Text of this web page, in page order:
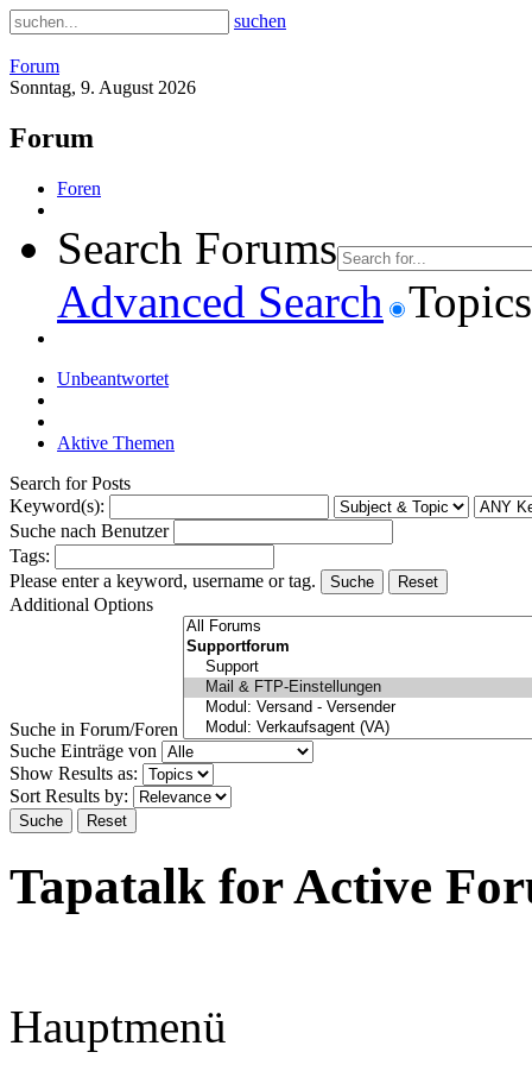
suchen
Forum
Sonntag, 9. August 2026
Forum
Foren
Search Forums
Advanced Search Topics
Unbeantwortet
Aktive Themen
Search for Posts
Keyword(s):
Suche nach Benutzer
Tags:
Please enter a keyword, username or tag.
Suche Reset
Additional Options
Suche in Forum/Foren
Suche Einträge von
Show Results as:
Sort Results by:
Suche Reset
Tapatalk for Active
Hauptmenü